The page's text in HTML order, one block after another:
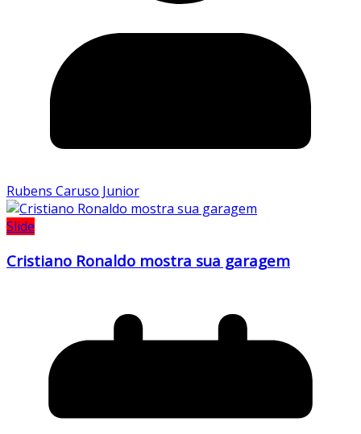
Rubens Caruso Junior
Slide
Cristiano Ronaldo mostra sua garagem